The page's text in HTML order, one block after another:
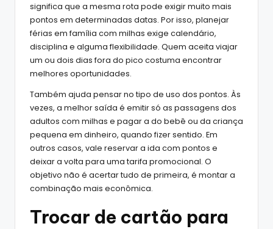
significa que a mesma rota pode exigir muito mais
pontos em determinadas datas. Por isso, planejar
férias em família com milhas exige calendário,
disciplina e alguma flexibilidade. Quem aceita viajar
um ou dois dias fora do pico costuma encontrar
melhores oportunidades.
Também ajuda pensar no tipo de uso dos pontos. Às
vezes, a melhor saída é emitir só as passagens dos
adultos com milhas e pagar a do bebê ou da criança
pequena em dinheiro, quando fizer sentido. Em
outros casos, vale reservar a ida com pontos e
deixar a volta para uma tarifa promocional. O
objetivo não é acertar tudo de primeira, é montar a
combinação mais econômica.
Trocar de cartão para